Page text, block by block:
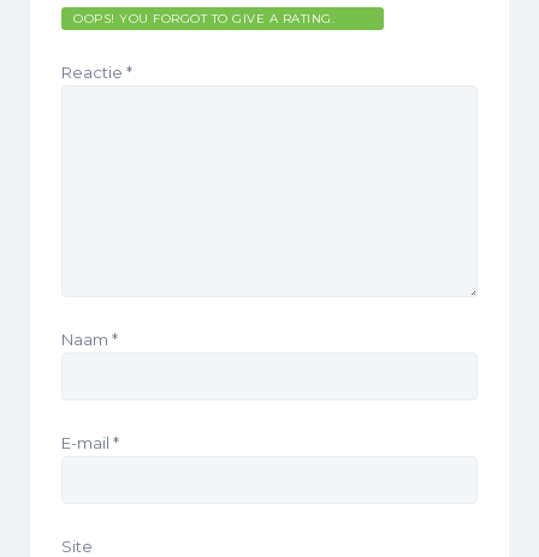
OOPS! YOU FORGOT TO GIVE A RATING.
Reactie *
Naam *
E-mail *
Site